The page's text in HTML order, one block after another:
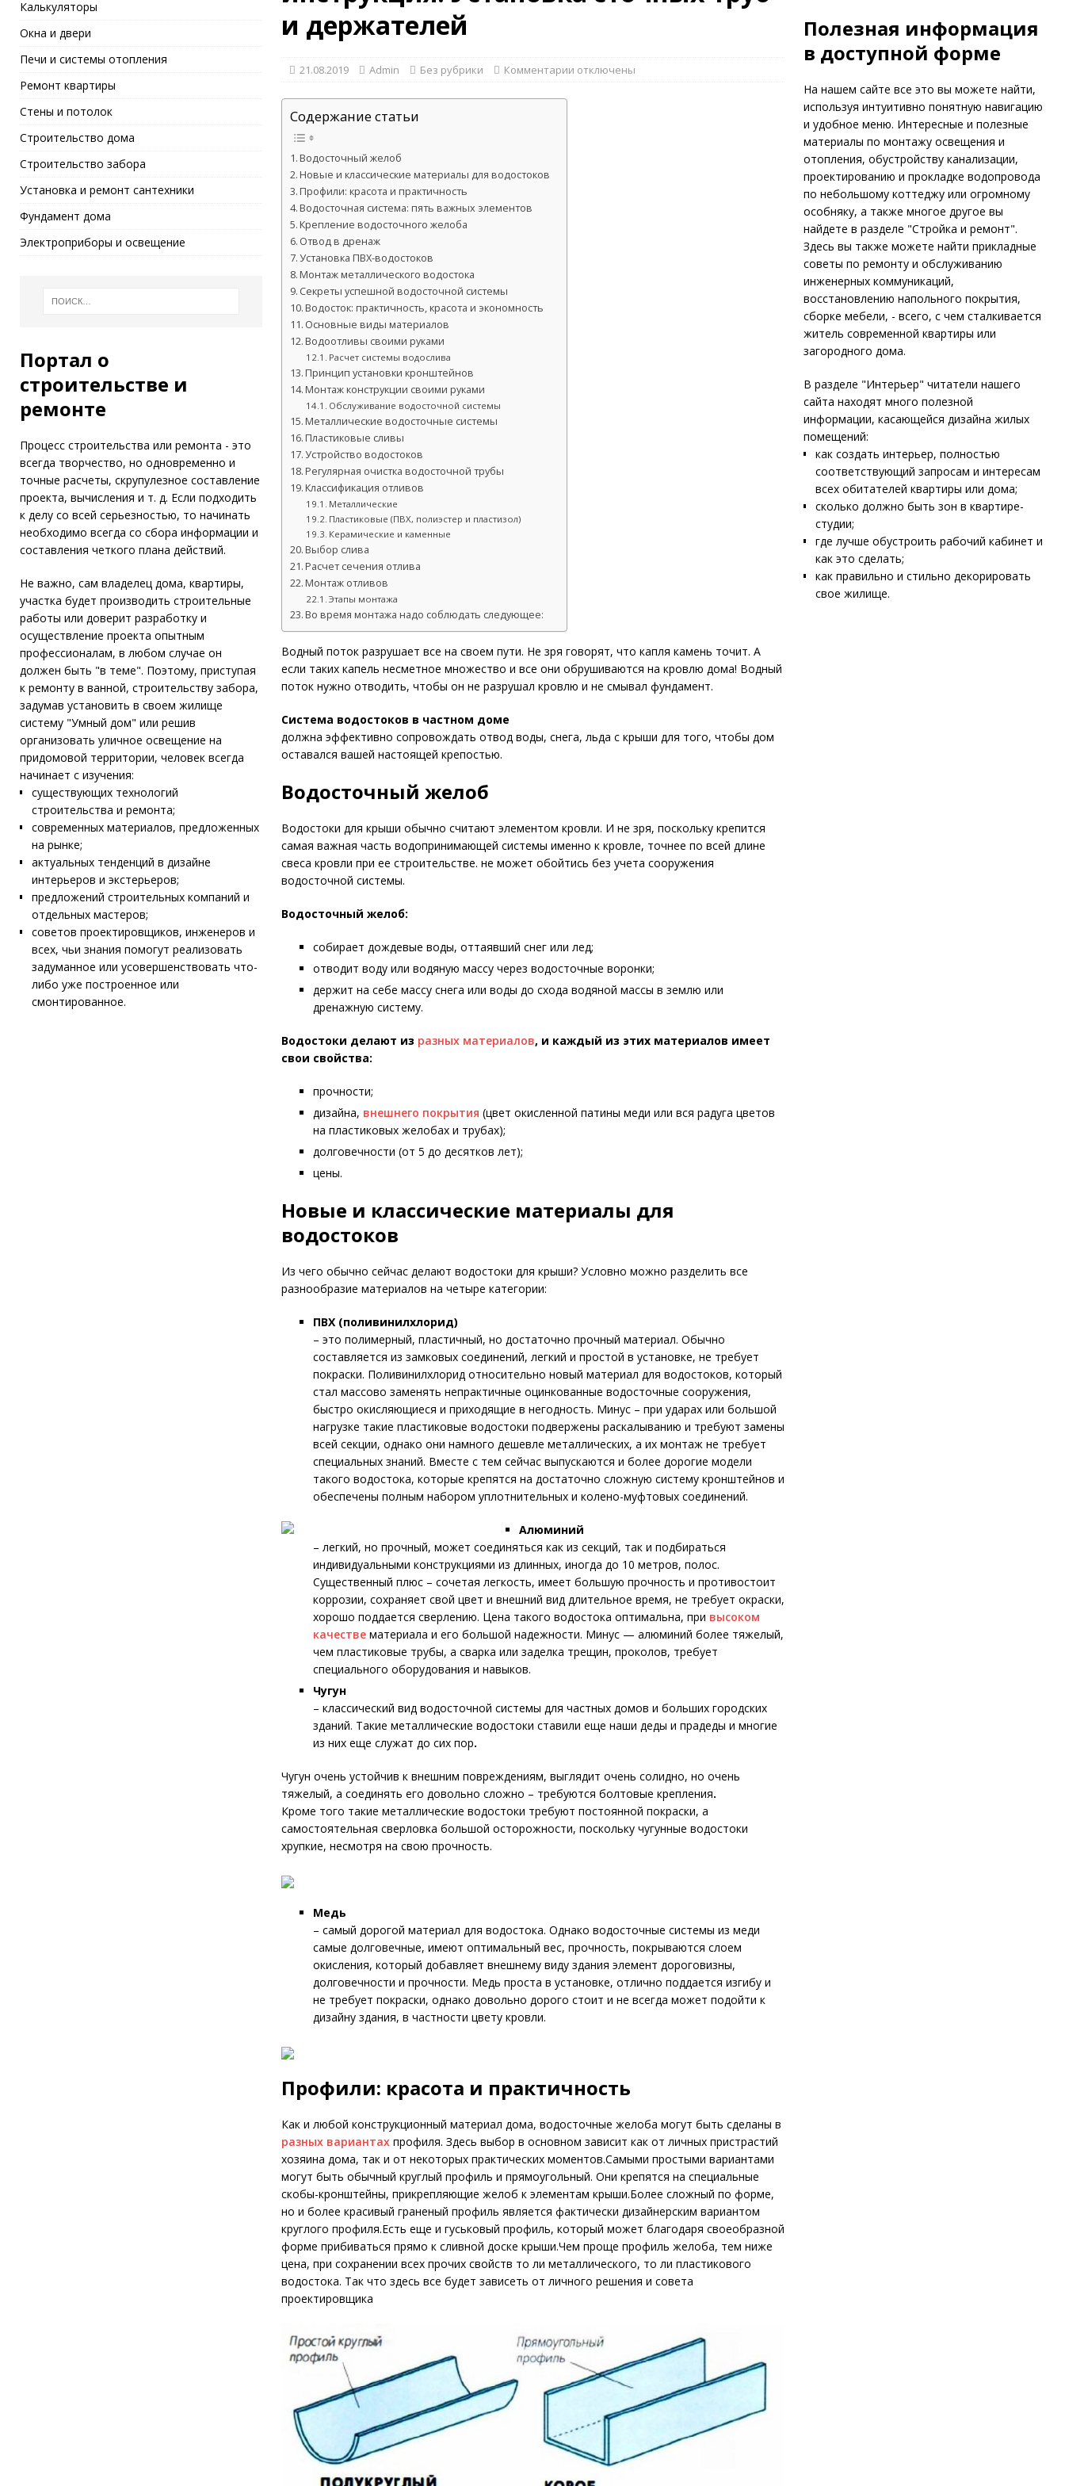
и держателей
21.08.2019 Admin Без рубрики Комментарии отключены
Содержание статьи
Водосточный желоб
Новые и классические материалы для водостоков
Профили: красота и практичность
Водосточная система: пять важных элементов
Крепление водосточного желоба
Отвод в дренаж
Установка ПВХ-водостоков
Монтаж металлического водостока
Секреты успешной водосточной системы
Водосток: практичность, красота и экономность
Основные виды материалов
Водоотливы своими руками
Расчет системы водослива
Принцип установки кронштейнов
Монтаж конструкции своими руками
Обслуживание водосточной системы
Металлические водосточные системы
Пластиковые сливы
Устройство водостоков
Регулярная очистка водосточной трубы
Классификация отливов
Металлические
Пластиковые (ПВХ, полиэстер и пластизол)
Керамические и каменные
Выбор слива
Расчет сечения отлива
Монтаж отливов
Этапы монтажа
Во время монтажа надо соблюдать следующее:
Водный поток разрушает все на своем пути. Не зря говорят, что капля камень точит. А
если таких капель несметное множество и все они обрушиваются на кровлю дома! Водный
поток нужно отводить, чтобы он не разрушал кровлю и не смывал фундамент.
Система водостоков в частном доме
должна эффективно сопровождать отвод воды, снега, льда с крыши для того, чтобы дом
оставался вашей настоящей крепостью.
Водосточный желоб
Водостоки для крыши обычно считают элементом кровли. И не зря, поскольку крепится
самая важная часть водопринимающей системы именно к кровле, точнее по всей длине
свеса кровли при ее строительстве. не может обойтись без учета сооружения
водосточной системы.
Водосточный желоб:
собирает дождевые воды, оттаявший снег или лед;
отводит воду или водяную массу через водосточные воронки;
держит на себе массу снега или воды до схода водяной массы в землю или
дренажную систему.
Водостоки делают из разных материалов, и каждый из этих материалов имеет
свои свойства:
прочности;
дизайна, внешнего покрытия (цвет окисленной патины меди или вся радуга цветов
на пластиковых желобах и трубах);
долговечности (от 5 до десятков лет);
цены.
Новые и классические материалы для
водостоков
Из чего обычно сейчас делают водостоки для крыши? Условно можно разделить все
разнообразие материалов на четыре категории:
ПВХ (поливинилхлорид)
– это полимерный, пластичный, но достаточно прочный материал. Обычно
составляется из замковых соединений, легкий и простой в установке, не требует
покраски. Поливинилхлорид относительно новый материал для водостоков, который
стал массово заменять непрактичные оцинкованные водосточные сооружения,
быстро окисляющиеся и приходящие в негодность. Минус – при ударах или большой
нагрузке такие пластиковые водостоки подвержены раскалыванию и требуют замены
всей секции, однако они намного дешевле металлических, а их монтаж не требует
специальных знаний. Вместе с тем сейчас выпускаются и более дорогие модели
такого водостока, которые крепятся на достаточно сложную систему кронштейнов и
обеспечены полным набором уплотнительных и колено-муфтовых соединений.
Алюминий
– легкий, но прочный, может соединяться как из секций, так и подбираться
индивидуальными конструкциями из длинных, иногда до 10 метров, полос.
Существенный плюс – сочетая легкость, имеет большую прочность и противостоит
коррозии, сохраняет свой цвет и внешний вид длительное время, не требует окраски,
хорошо поддается сверлению. Цена такого водостока оптимальна, при высоком
качествематериала и его большой надежности. Минус — алюминий более тяжелый,
чем пластиковые трубы, а сварка или заделка трещин, проколов, требует
специального оборудования и навыков.
Чугун
– классический вид водосточной системы для частных домов и больших городских
зданий. Такие металлические водостоки ставили еще наши деды и прадеды и многие
из них еще служат до сих пор.
Чугун очень устойчив к внешним повреждениям, выглядит очень солидно, но очень
тяжелый, а соединять его довольно сложно – требуются болтовые крепления.
Кроме того такие металлические водостоки требуют постоянной покраски, а
самостоятельная сверловка большой осторожности, поскольку чугунные водостоки
хрупкие, несмотря на свою прочность.
Медь
– самый дорогой материал для водостока. Однако водосточные системы из меди
самые долговечные, имеют оптимальный вес, прочность, покрываются слоем
окисления, который добавляет внешнему виду здания элемент дороговизны,
долговечности и прочности. Медь проста в установке, отлично поддается изгибу и
не требует покраски, однако довольно дорого стоит и не всегда может подойти к
дизайну здания, в частности цвету кровли.
Профили: красота и практичность
Как и любой конструкционный материал дома, водосточные желоба могут быть сделаны в
разных вариантахпрофиля. Здесь выбор в основном зависит как от личных пристрастий
хозяина дома, так и от некоторых практических моментов.Самыми простыми вариантами
могут быть обычный круглый профиль и прямоугольный. Они крепятся на специальные
скобы-кронштейны, прикрепляющие желоб к элементам крыши.Более сложный по форме,
но и более красивый граненый профиль является фактически дизайнерским вариантом
круглого профиля.Есть еще и гуськовый профиль, который может благодаря своеобразной
форме прибиваться прямо к сливной доске крыши.Чем проще профиль желоба, тем ниже
цена, при сохранении всех прочих свойств то ли металлического, то ли пластикового
водостока. Так что здесь все будет зависеть от личного решения и совета
проектировщика
Калькуляторы
Окна и двери
Печи и системы отопления
Ремонт квартиры
Стены и потолок
Строительство дома
Строительство забора
Установка и ремонт сантехники
Фундамент дома
Электроприборы и освещение
Портал о
строительстве и
ремонте
Процесс строительства или ремонта - это
всегда творчество, но одновременно и
точные расчеты, скрупулезное составление
проекта, вычисления и т. д. Если подходить
к делу со всей серьезностью, то начинать
необходимо всегда со сбора информации и
составления четкого плана действий.
Не важно, сам владелец дома, квартиры,
участка будет производить строительные
работы или доверит разработку и
осуществление проекта опытным
профессионалам, в любом случае он
должен быть "в теме". Поэтому, приступая
к ремонту в ванной, строительству забора,
задумав установить в своем жилище
систему "Умный дом" или решив
организовать уличное освещение на
придомовой территории, человек всегда
начинает с изучения:
существующих технологий
строительства и ремонта;
современных материалов, предложенных
на рынке;
актуальных тенденций в дизайне
интерьеров и экстерьеров;
предложений строительных компаний и
отдельных мастеров;
советов проектировщиков, инженеров и
всех, чьи знания помогут реализовать
задуманное или усовершенствовать что-
либо уже построенное или
смонтированное.
Полезная информация
в доступной форме
На нашем сайте все это вы можете найти,
используя интуитивно понятную навигацию
и удобное меню. Интересные и полезные
материалы по монтажу освещения и
отопления, обустройству канализации,
проектированию и прокладке водопровода
по небольшому коттеджу или огромному
особняку, а также многое другое вы
найдете в разделе "Стройка и ремонт".
Здесь вы также можете найти прикладные
советы по ремонту и обслуживанию
инженерных коммуникаций,
восстановлению напольного покрытия,
сборке мебели, - всего, с чем сталкивается
житель современной квартиры или
загородного дома.
В разделе "Интерьер" читатели нашего
сайта находят много полезной
информации, касающейся дизайна жилых
помещений:
как создать интерьер, полностью
соответствующий запросам и интересам
всех обитателей квартиры или дома;
сколько должно быть зон в квартире-
студии;
где лучше обустроить рабочий кабинет и
как это сделать;
как правильно и стильно декорировать
свое жилище.